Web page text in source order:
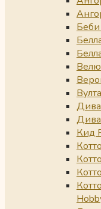
Кид